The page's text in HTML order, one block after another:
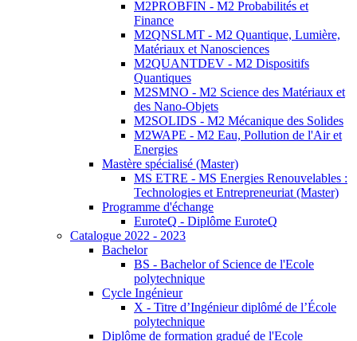
M2PROBFIN - M2 Probabilités et
Finance
M2QNSLMT - M2 Quantique, Lumière,
Matériaux et Nanosciences
M2QUANTDEV - M2 Dispositifs
Quantiques
M2SMNO - M2 Science des Matériaux et
des Nano-Objets
M2SOLIDS - M2 Mécanique des Solides
M2WAPE - M2 Eau, Pollution de l'Air et
Energies
Mastère spécialisé (Master)
MS ETRE - MS Energies Renouvelables :
Technologies et Entrepreneuriat (Master)
Programme d'échange
EuroteQ - Diplôme EuroteQ
Catalogue 2022 - 2023
Bachelor
BS - Bachelor of Science de l'Ecole
polytechnique
Cycle Ingénieur
X - Titre d’Ingénieur diplômé de l’École
polytechnique
Diplôme de formation gradué de l'Ecole